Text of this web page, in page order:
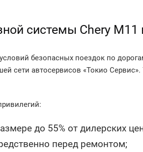
системы Chery
безопасных поездок по
сети автосервисов «Токио
до 55% от дилерских
перед ремонтом;